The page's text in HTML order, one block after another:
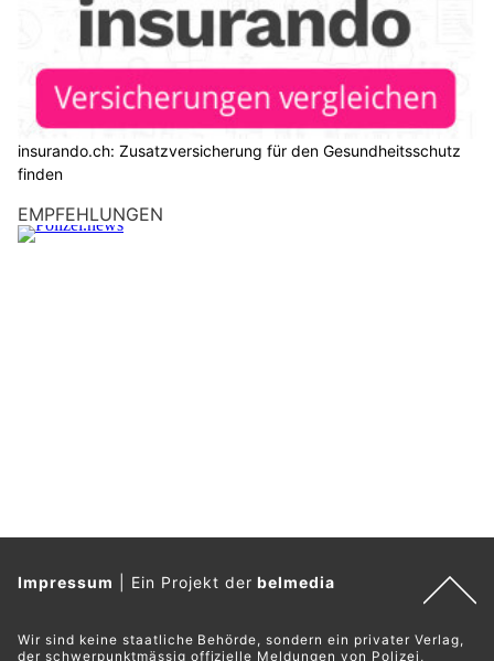
insurando.ch: Zusatzversicherung für den Gesundheitsschutz
finden
EMPFEHLUNGEN
Impressum Ein Projekt derbelmedia
Wir sind keine staatliche Behörde, sondern ein privater Verlag,
der schwerpunktmässig offizielle Meldungen von Polizei,